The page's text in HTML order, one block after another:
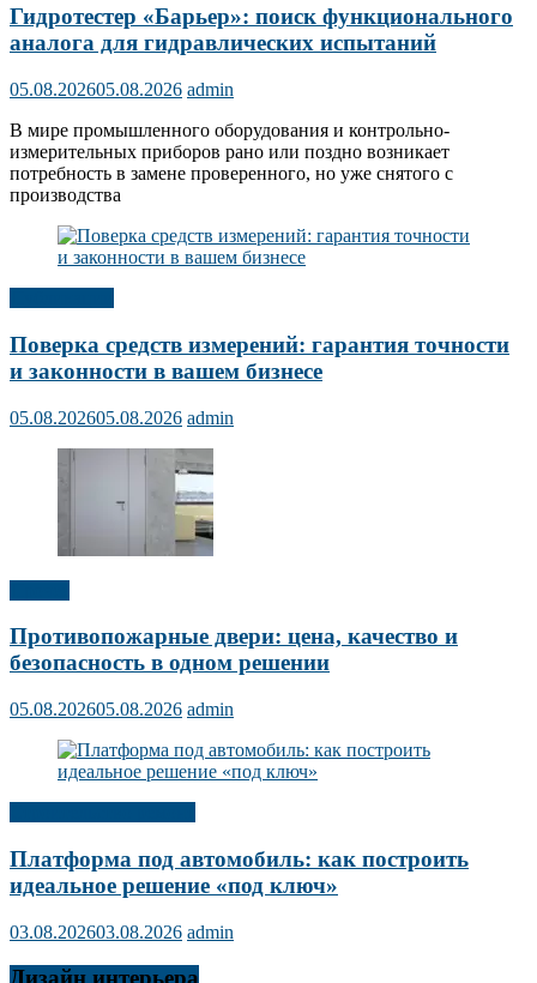
Гидротестер «Барьер»: поиск функционального
аналога для гидравлических испытаний
05.08.202605.08.2026 admin
В мире промышленного оборудования и контрольно-
измерительных приборов рано или поздно возникает
потребность в замене проверенного, но уже снятого с
производства
Поверка средств измерений: гарантия точности
и законности в вашем бизнесе
05.08.202605.08.2026 admin
Противопожарные двери: цена, качество и
безопасность в одном решении
05.08.202605.08.2026 admin
Платформа под автомобиль: как построить
идеальное решение «под ключ»
03.08.202603.08.2026 admin
Дизайн интерьера